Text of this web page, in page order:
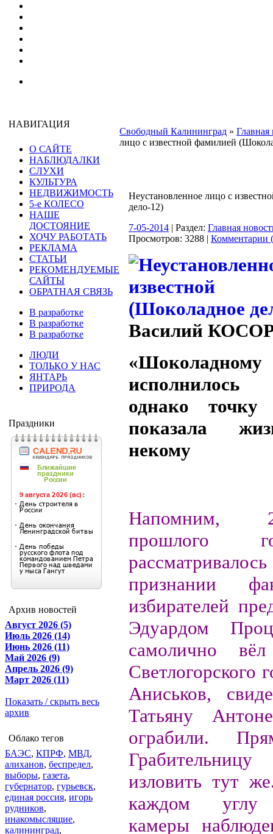
НАВИГАЦИЯ
О САЙТЕ
НАБЛЮДАЛКИ
СЛУХИ
КУЛЬТУРА
НЕДВИЖИМОСТЬ
5-е КОЛЕСО
НАШЕ
ДОСТОЯНИЕ
ХОЧУ РАБОТАТЬ
РЕКЛАМА
СТАТЬИ
РЕКОМЕНДУЕМЫЕ
САЙТЫ
ОБРАТНАЯ СВЯЗЬ
В разработке
В разработке
В разработке
ЛЮДИ
ТОЛЬКО У НАС
ЯНТАРЬ
ПРИРОДА
Праздники
Архив новостей
Август 2026 (5)
Июль 2026 (14)
Июнь 2026 (11)
Май 2026 (9)
Апрель 2026 (9)
Март 2026 (11)
Показать / скрыть весь
архив
Облако тегов
БАЭС, КПРФ, МВД,
алиханов, беспредел,
выборы, газета,
губернатор, гурьевск,
единая россия, игорь
рудников,
инакомыслящие,
калининград,
Свободный Калининград » Главная
лицо с известной фамилией
Неустановленное лицо с
дело-12)
7-05-2014 | Раздел: Главная
Просмотров: 3288 | Комментарии
Василий
однако
показала
некому
Напомним,
прошлого
признании
избирателей
Эдуардом
самолично вёл
Светлогорского
Аниськов,
Татьяну
ограбили.
изловить тут
каждом углу
камеры